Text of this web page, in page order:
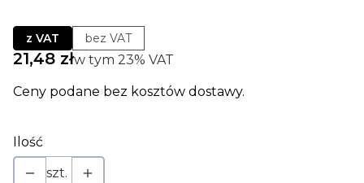
z VAT bez VAT
Cena
21,48 złw tym 23% VAT
w tym 23% VAT
Ceny podane bez kosztów dostawy.
Ilość
szt.